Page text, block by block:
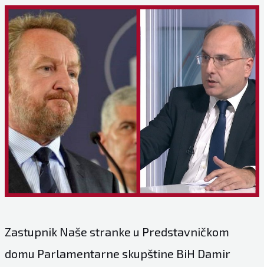
Zastupnik Naše stranke u Predstavničkom
domu Parlamentarne skupštine BiH Damir